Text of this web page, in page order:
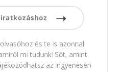
és te is azonnal
mi tudunk! Sőt, amint
az ingyenesen